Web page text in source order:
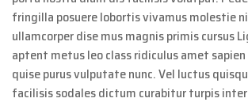
fringilla posuere lobortis vivamus molestie
ullamcorper dise mus magnis primis cursus
aptent metus leo class ridiculus amet
quise purus vulputate nunc. Vel luctus
facilisis sodales dictum curabitur turpis